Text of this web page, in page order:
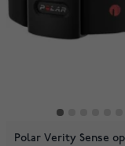
Polar Verity Sense